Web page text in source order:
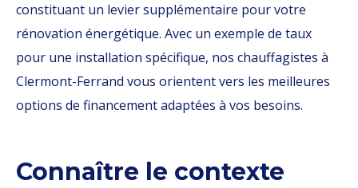
constituant un levier supplémentaire pour votre
rénovation énergétique. Avec un exemple de taux
pour une installation spécifique, nos chauffagistes à
Clermont-Ferrand vous orientent vers les meilleures
options de financement adaptées à vos besoins.
Connaître le contexte